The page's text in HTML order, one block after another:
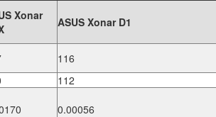
Xonar
ASUS Xonar D1
116
112
0.00056